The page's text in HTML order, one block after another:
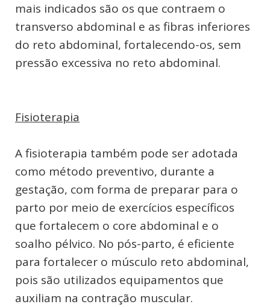
mais indicados são os que contraem o
transverso abdominal e as fibras inferiores
do reto abdominal, fortalecendo-os, sem
pressão excessiva no reto abdominal.
Fisioterapia
A fisioterapia também pode ser adotada
como método preventivo, durante a
gestação, com forma de preparar para o
parto por meio de exercícios específicos
que fortalecem o core abdominal e o
soalho pélvico. No pós-parto, é eficiente
para fortalecer o músculo reto abdominal,
pois são utilizados equipamentos que
auxiliam na contração muscular.